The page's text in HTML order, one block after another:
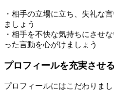
・相手の立場に立ち、失礼な
ましょう
・相手を不快な気持ちにさせ
った言動を心がけましょう
プロフィールを充実させる
プロフィールにはこだわりま